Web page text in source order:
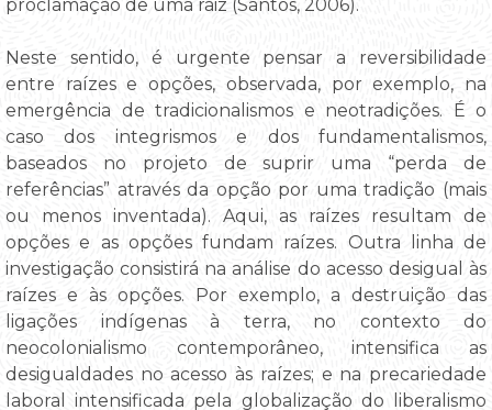
proclamação de uma raiz (Santos, 2006).
Neste sentido, é urgente pensar a reversibilidade
entre raízes e opções, observada, por exemplo, na
emergência de tradicionalismos e neotradições. É o
caso dos integrismos e dos fundamentalismos,
baseados no projeto de suprir uma “perda de
referências” através da opção por uma tradição (mais
ou menos inventada). Aqui, as raízes resultam de
opções e as opções fundam raízes. Outra linha de
investigação consistirá na análise do acesso desigual às
raízes e às opções. Por exemplo, a destruição das
ligações indígenas à terra, no contexto do
neocolonialismo contemporâneo, intensifica as
desigualdades no acesso às raízes; e na precariedade
laboral intensificada pela globalização do liberalismo